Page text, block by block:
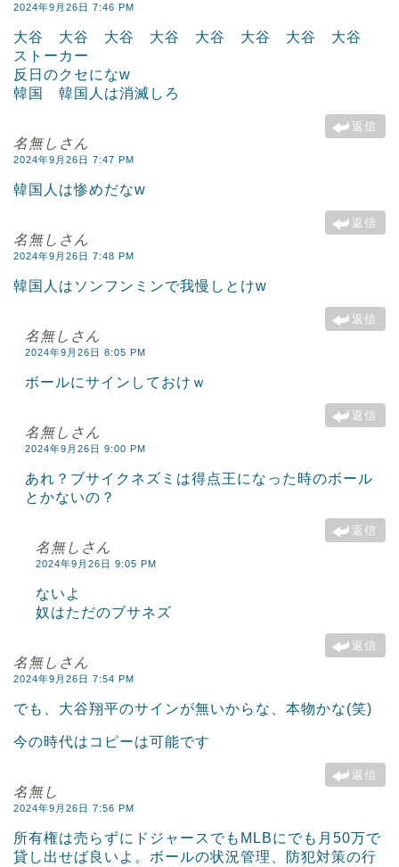
2024年9月26日 7:46 PM
大谷 大谷 大谷 大谷 大谷 大谷 大谷 大谷
ストーカー
反日のクセになw
韓国 韓国人は消滅しろ
返信
名無しさん
2024年9月26日 7:47 PM
韓国人は惨めだなw
返信
名無しさん
2024年9月26日 7:48 PM
韓国人はソンフンミンで我慢しとけw
返信
名無しさん
2024年9月26日 8:05 PM
ボールにサインしておけｗ
返信
名無しさん
2024年9月26日 9:00 PM
あれ？ブサイクネズミは得点王になった時のボール
とかないの？
返信
名無しさん
2024年9月26日 9:05 PM
ないよ
奴はただのブサネズ
返信
名無しさん
2024年9月26日 7:54 PM
でも、大谷翔平のサインが無いからな、本物かな(笑)
今の時代はコピーは可能です
返信
名無し
2024年9月26日 7:56 PM
所有権は売らずにドジャースでもMLBにでも月50万で
貸し出せば良いよ。ボールの状況管理、防犯対策の行